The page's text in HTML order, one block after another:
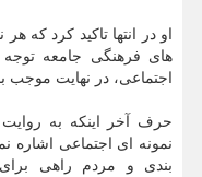
او در انتها تاکید کرد که
های فرهنگی جامعه توجه
اجتماعی، در نهایت موجب
حرف آخر اینکه به
نمونه ای اجتماعی
بندی و مردم راهی برای